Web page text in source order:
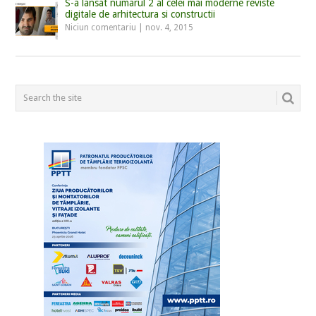
S-a lansat numarul 2 al celei mai moderne reviste
digitale de arhitectura si constructii
Niciun comentariu nov. 4, 2015